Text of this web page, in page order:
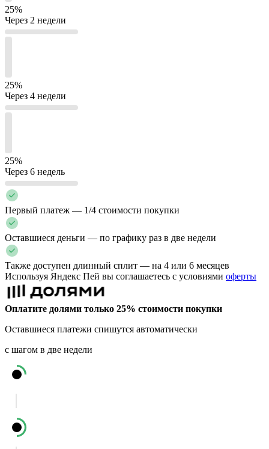
25%
Через 2 недели
25%
Через 4 недели
25%
Через 6 недель
Первый платеж — 1/4 стоимости покупки
Оставшиеся деньги — по графику раз в две недели
Также доступен длинный сплит — на 4 или 6 месяцев
Используя Яндекс Пей вы соглашаетесь с условиями оферты
Оплатите долями только 25% стоимости покупки
Оставшиеся платежи спишутся автоматически
с шагом в две недели